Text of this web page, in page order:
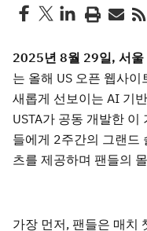
2025년 8월 29일, 서울
는 올해 US 오픈 웹사이
새롭게 선보이는 AI 기
USTA가 공동 개발한
들에게 2주간의 그랜드
츠를 제공하며 팬들의
가장 먼저, 팬들은 매치